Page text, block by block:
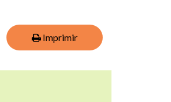
Imprimir